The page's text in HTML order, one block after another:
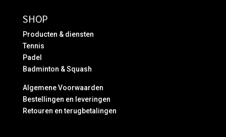
SHOP
Producten & diensten
Tennis
Padel
Badminton & Squash
Algemene Voorwaarden
Bestellingen en leveringen
Retouren en terugbetalingen